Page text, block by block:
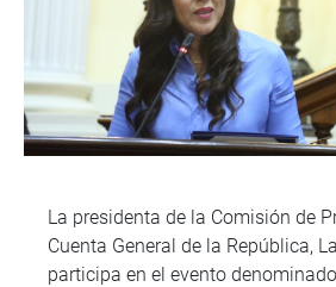
La presidenta de la Comisión de
Cuenta General de la República,
participa en el evento